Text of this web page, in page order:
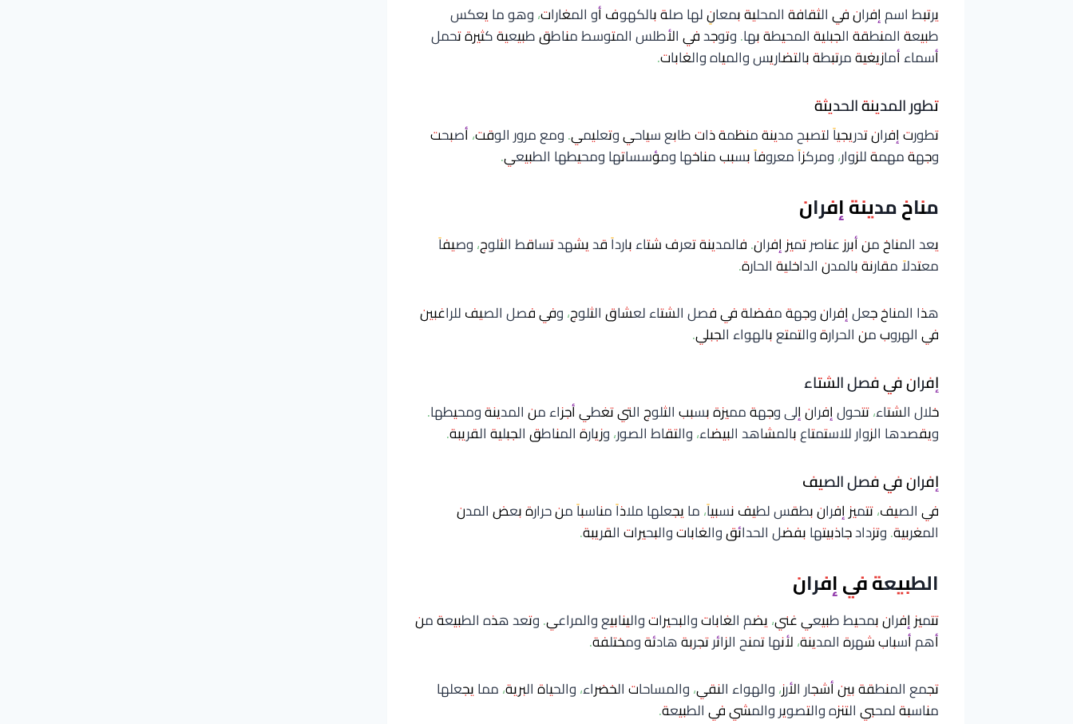
يرتبط اسم إفران في الثقافة المحلية بمعانٍ لها صلة بالكهوف أو المغارات، وهو ما يعكس
طبيعة المنطقة الجبلية المحيطة بها. وتوجد في الأطلس المتوسط مناطق طبيعية كثيرة تحمل
أسماء أمازيغية مرتبطة بالتضاريس والمياه والغابات.
تطور المدينة الحديثة
تطورت إفران تدريجياً لتصبح مدينة منظمة ذات طابع سياحي وتعليمي. ومع مرور الوقت، أصبحت
وجهة مهمة للزوار، ومركزاً معروفاً بسبب مناخها ومؤسساتها ومحيطها الطبيعي.
مناخ مدينة إفران
يعد المناخ من أبرز عناصر تميز إفران. فالمدينة تعرف شتاء بارداً قد يشهد تساقط الثلوج، وصيفاً
معتدلاً مقارنة بالمدن الداخلية الحارة.
هذا المناخ جعل إفران وجهة مفضلة في فصل الشتاء لعشاق الثلوج، وفي فصل الصيف للراغبين
في الهروب من الحرارة والتمتع بالهواء الجبلي.
إفران في فصل الشتاء
خلال الشتاء، تتحول إفران إلى وجهة مميزة بسبب الثلوج التي تغطي أجزاء من المدينة ومحيطها.
ويقصدها الزوار للاستمتاع بالمشاهد البيضاء، والتقاط الصور، وزيارة المناطق الجبلية القريبة.
إفران في فصل الصيف
في الصيف، تتميز إفران بطقس لطيف نسبياً، ما يجعلها ملاذاً مناسباً من حرارة بعض المدن
المغربية. وتزداد جاذبيتها بفضل الحدائق والغابات والبحيرات القريبة.
الطبيعة في إفران
تتميز إفران بمحيط طبيعي غني، يضم الغابات والبحيرات والينابيع والمراعي. وتعد هذه الطبيعة من
أهم أسباب شهرة المدينة، لأنها تمنح الزائر تجربة هادئة ومختلفة.
تجمع المنطقة بين أشجار الأرز، والهواء النقي، والمساحات الخضراء، والحياة البرية، مما يجعلها
مناسبة لمحبي التنزه والتصوير والمشي في الطبيعة.